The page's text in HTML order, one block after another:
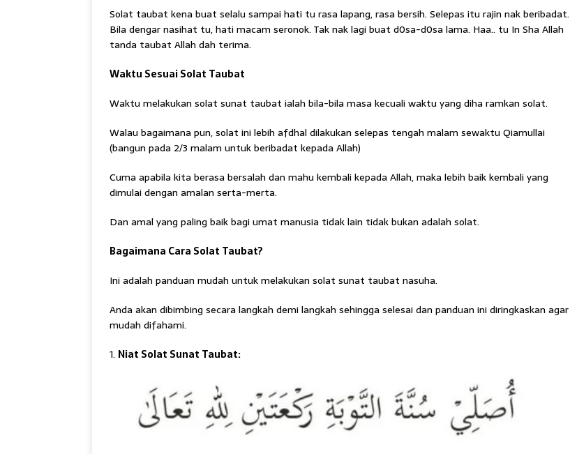
Solat taubat kena buat selalu sampai hati tu rasa lapang, rasa bersih. Selepas itu rajin nak beribadat.
Bila dengar nasihat tu, hati macam seronok. Tak nak lagi buat d0sa-d0sa lama. Haa.. tu In Sha Allah
tanda taubat Allah dah terima.
Waktu Sesuai Solat Taubat
Waktu melakukan solat sunat taubat ialah bila-bila masa kecuali waktu yang diha ramkan solat.
Walau bagaimana pun, solat ini lebih afdhal dilakukan selepas tengah malam sewaktu Qiamullai
(bangun pada 2/3 malam untuk beribadat kepada Allah)
Cuma apabila kita berasa bersalah dan mahu kembali kepada Allah, maka lebih baik kembali yang
dimulai dengan amalan serta-merta.
Dan amal yang paling baik bagi umat manusia tidak lain tidak bukan adalah solat.
Bagaimana Cara Solat Taubat?
Ini adalah panduan mudah untuk melakukan solat sunat taubat nasuha.
Anda akan dibimbing secara langkah demi langkah sehingga selesai dan panduan ini diringkaskan agar
mudah difahami.
1. Niat Solat Sunat Taubat: